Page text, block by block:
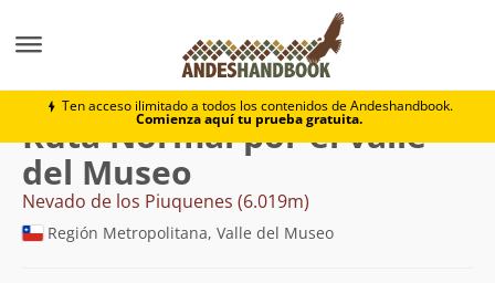
Ten acceso ilimitado a todos los contenidos de Andeshandbook.
Comienza aquí tu prueba gratuita.
Nevado de los Piuquenes
Ruta Normal por el valle
del Museo
Nevado de los Piuquenes (6.019m)
Región Metropolitana, Valle del Museo